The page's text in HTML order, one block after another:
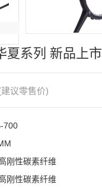
夏系列 新品上市
议零售价)
700
刚性碳素纤维
刚性碳素纤维